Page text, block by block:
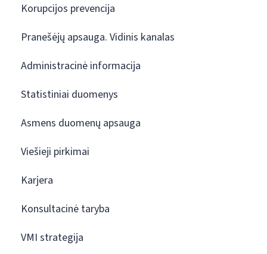
Korupcijos prevencija
Pranešėjų apsauga. Vidinis kanalas
Administracinė informacija
Statistiniai duomenys
Asmens duomenų apsauga
Viešieji pirkimai
Karjera
Konsultacinė taryba
VMI strategija